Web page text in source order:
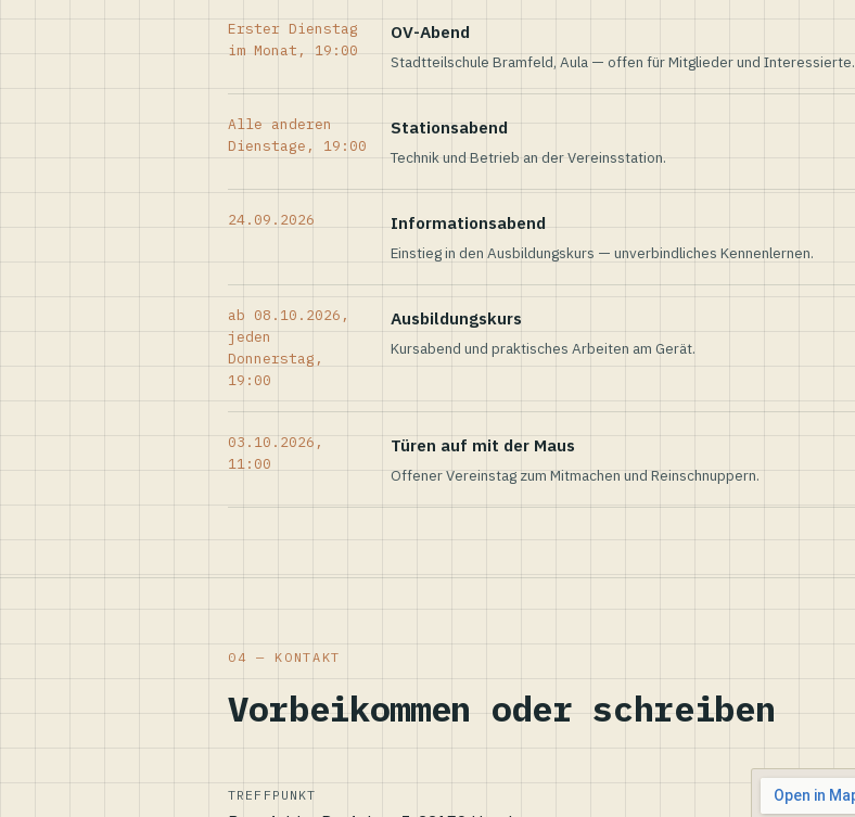
Erster Dienstag
im Monat, 19:00
OV-Abend
Stadtteilschule Bramfeld, Aula — offen für Mitglieder und Interessierte.
Alle anderen
Dienstage, 19:00
Stationsabend
Technik und Betrieb an der Vereinsstation.
24.09.2026 Informationsabend
Einstieg in den Ausbildungskurs — unverbindliches Kennenlernen.
ab 08.10.2026,
jeden
Donnerstag,
19:00
Ausbildungskurs
Kursabend und praktisches Arbeiten am Gerät.
03.10.2026,
11:00
Türen auf mit der Maus
Offener Vereinstag zum Mitmachen und Reinschnuppern.
04 — KONTAKT
Vorbeikommen oder schreiben
TREFFPUNKT